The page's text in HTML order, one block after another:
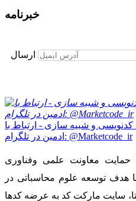
خبرنامه
ارسال
کدنویسی و شبیه سازی - ارتباط با
ادمین در تلگرام: @Marketcode_ir
حمایت معاونت علمی وفناوری
جمهوری در سال 1392 با هدف توسعه علوم محاسباتی در
سایت مارکت کد به عرضه کدها